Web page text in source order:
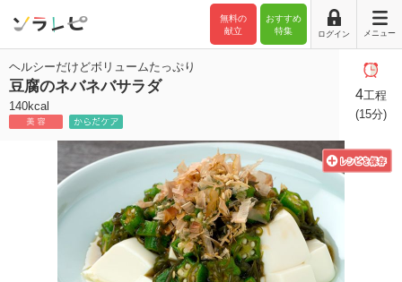
おすすめ
特集
無料の
献立
ログイン メニュー
ヘルシーだけどボリュームたっぷり
豆腐のネバネバサラダ
140kcal
4工程
(15分)